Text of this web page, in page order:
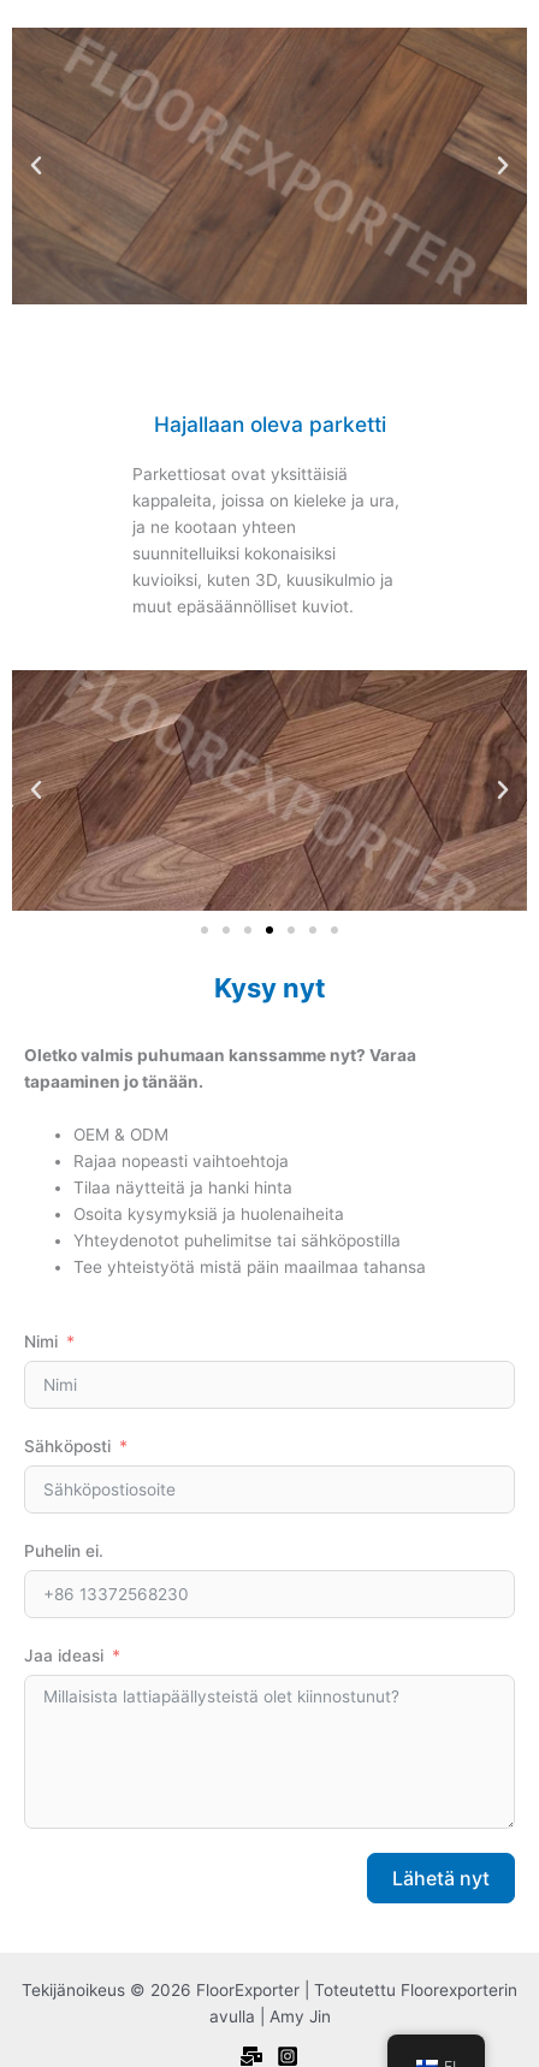
Hajallaan oleva parketti
Parkettiosat ovat yksittäisiä
kappaleita, joissa on kieleke ja ura,
ja ne kootaan yhteen
suunnitelluiksi kokonaisiksi
kuvioiksi, kuten 3D, kuusikulmio ja
muut epäsäännölliset kuviot.
Kysy nyt
Oletko valmis puhumaan kanssamme nyt? Varaa
tapaaminen jo tänään.
OEM & ODM
Rajaa nopeasti vaihtoehtoja
Tilaa näytteitä ja hanki hinta
Osoita kysymyksiä ja huolenaiheita
Yhteydenotot puhelimitse tai sähköpostilla
Tee yhteistyötä mistä päin maailmaa tahansa
Nimi
Sähköposti
Puhelin ei.
Jaa ideasi
Lähetä nyt
t
Tekijänoikeus © 2026 FloorExporter | Toteutettu Floorexporterin
avulla | Amy Jin